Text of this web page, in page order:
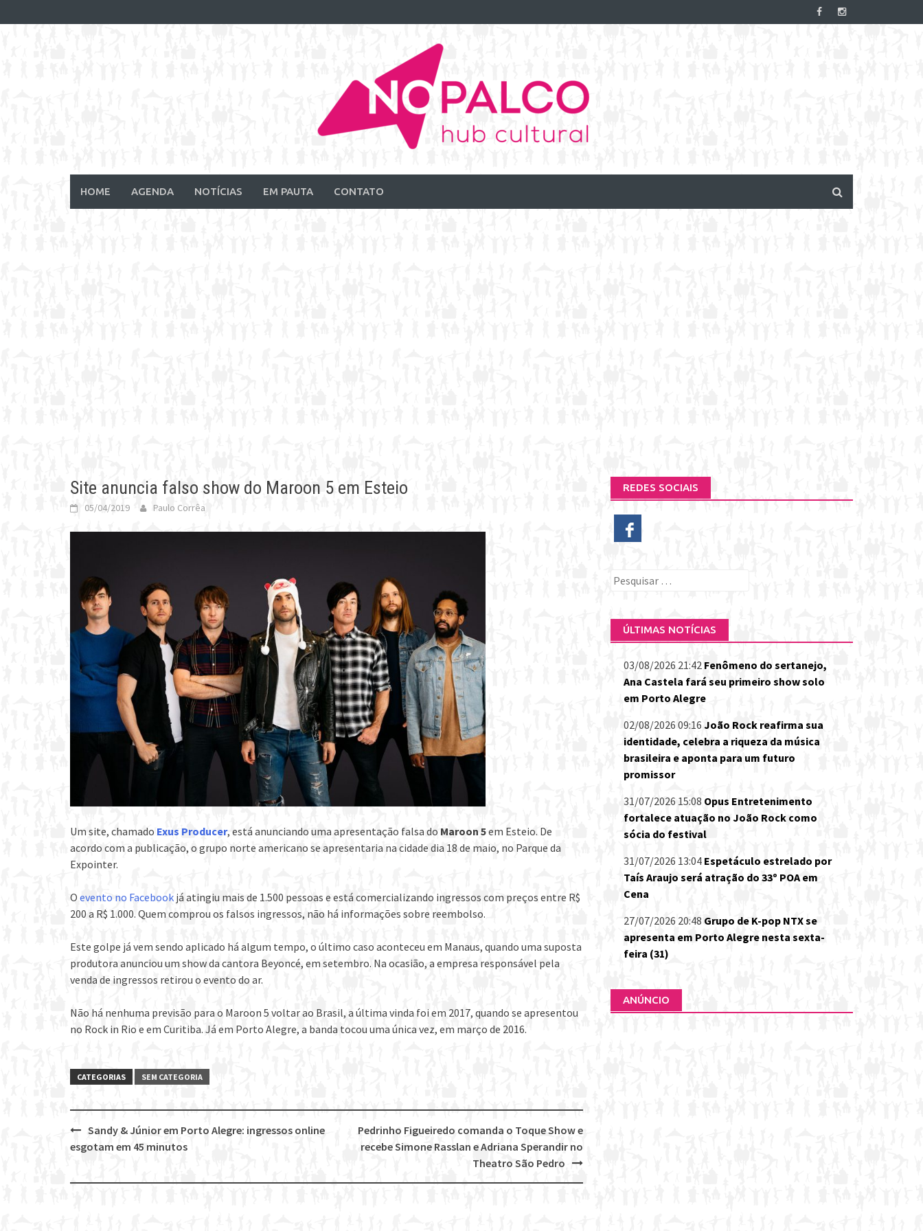
to
HOME AGENDA NOTÍCIAS EM PAUTA CONTATO
Site anuncia falso show do Maroon 5 em Esteio
05/04/2019 Paulo Corrêa
Um site, chamado Exus Producer, está anunciando uma apresentação falsa do Maroon 5em Esteio. De
acordo com a publicação, o grupo norte americano se apresentaria na cidade dia 18 de maio, no Parque da
Expointer.
O evento no Facebook já atingiu mais de 1.500 pessoas e está comercializando ingressos com preços entre R$
200 a R$ 1.000. Quem comprou os falsos ingressos, não há informações sobre reembolso.
Este golpe já vem sendo aplicado há algum tempo, o último caso aconteceu em Manaus, quando uma suposta
produtora anunciou um show da cantora Beyoncé, em setembro. Na ocasião, a empresa responsável pela
venda de ingressos retirou o evento do ar.
Não há nenhuma previsão para o Maroon 5 voltar ao Brasil, a última vinda foi em 2017, quando se apresentou
no Rock in Rio e em Curitiba. Já em Porto Alegre, a banda tocou uma única vez, em março de 2016.
CATEGORIAS SEM CATEGORIA
Post
Pedrinho Figueiredo comanda o Toque Show e
recebe Simone Rasslan e Adriana Sperandir no
Theatro São Pedro
Sandy & Júnior em Porto Alegre: ingressos online
esgotam em 45 minutos
REDES SOCIAIS
Pesquisar
ÚLTIMAS NOTÍCIAS
03/08/2026 21:42 Fenômeno do sertanejo,
Ana Castela fará seu primeiro show solo
em Porto Alegre
02/08/2026 09:16 João Rock reafirma sua
identidade, celebra a riqueza da música
brasileira e aponta para um futuro
promissor
31/07/2026 15:08 Opus Entretenimento
fortalece atuação no João Rock como
sócia do festival
31/07/2026 13:04 Espetáculo estrelado por
Taís Araujo será atração do 33º POA em
Cena
27/07/2026 20:48 Grupo de K-pop NTX se
apresenta em Porto Alegre nesta sexta-
feira (31)
ANÚNCIO